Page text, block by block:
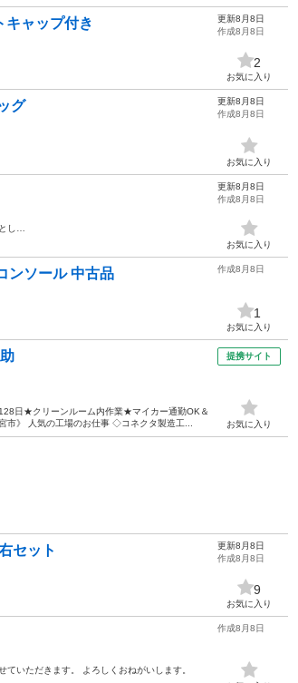
キャップ付き
更新8月8日
作成8月8日
2
お気に入り
グ
更新8月8日
作成8月8日
お気に入り
し…
更新8月8日
作成8月8日
お気に入り
ンソール 中古品 作成8月8日
1
お気に入り
日★クリーンルーム内作業★マイカー通勤OK＆
市》 人気の工場のお仕事 ◇コネクタ製造工...
提携サイト
お気に入り
セット
更新8月8日
作成8月8日
9
お気に入り
いただきます。 よろしくおねがいします。
作成8月8日